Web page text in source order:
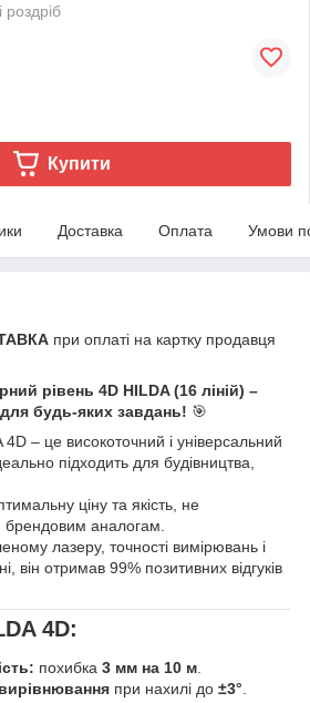
роздріб
Купити
Доставка Оплата Умови
при оплаті на картку продавця
рівень 4D HILDA (16 ліній) –
для будь-яких завдань! 🎯
– це високоточний і універсальний
підходить для будівництва,
ціну та якість, не
аналогам.
лазеру, точності вимірювань і
він отримав 99% позитивних відгуків
4D:
похибка 3 мм на 10 м.
при нахилі до ±3°.